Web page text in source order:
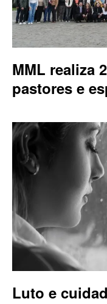
MML realiza
pastores e
Luto e